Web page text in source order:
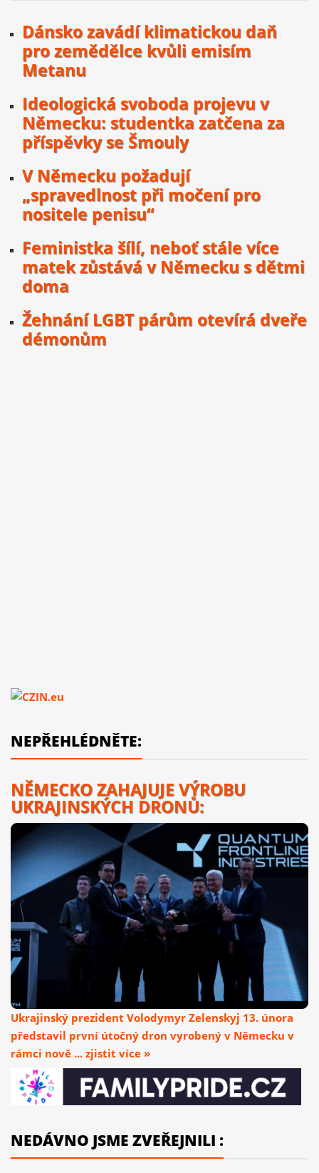
Dánsko zavádí klimatickou daň
pro zemědělce kvůli emisím
Metanu
Ideologická svoboda projevu v
Německu: studentka zatčena za
příspěvky se Šmouly
V Německu požadují
„spravedlnost při močení pro
nositele penisu“
Feministka šílí, neboť stále více
matek zůstává v Německu s dětmi
doma
Žehnání LGBT párům otevírá dveře
démonům
NEPŘEHLÉDNĚTE:
NĚMECKO ZAHAJUJE VÝROBU
UKRAJINSKÝCH DRONŮ:
Ukrajinský prezident Volodymyr Zelenskyj 13. února
představil první útočný dron vyrobený v Německu v
rámci nově ... zjistit více »
NEDÁVNO JSME ZVEŘEJNILI :